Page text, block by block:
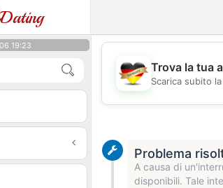
Dating
19:23
💖
Trova la tua
Scarica subito
Problema
A causa di
disponibili. Tale